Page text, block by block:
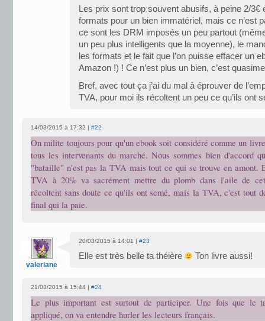
Les prix sont trop souvent abusifs, à peine 2/
formats pour un bien immatériel, mais ce n’est
ce sont les DRM imposés un peu partout
un peu plus intelligents que la moyenne), le
les formats et le fait que l’on puisse effacer un
Amazon !) ! Ce n’est plus un bien, c’est
Bref, avec tout ça j’ai du mal à éprouver de
TVA, pour moi ils récoltent un peu ce qu’ils ont
14/03/2015 à 17:32 | #22
On milite toujours pour qu'un ebook soit considéré comme un
tous les intervenants du marché. Nous sommes bien d'accord
"bataille" n'est pas la TVA mais tout ce qui se trouve en amont.
TVA à 20% va sacrément mettre du plomb dans l'aile de
récoltent sans doute ce qu'ils ont semé, mais la TVA, c'est tout
final qui la paie.
valeriane
20/03/2015 à 14:01 | #23
Elle est très belle ta théière Ton livre aussi!
21/03/2015 à 15:44 | #24
Le plus important est surtout de participer. Une fois que le
appliqué, on va entendre hurler les lecteurs français.